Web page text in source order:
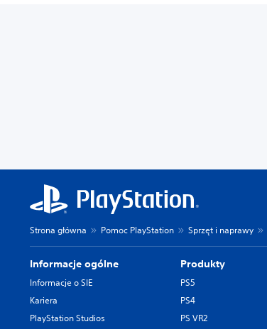
Strona główna Pomoc PlayStation Sprzęt i naprawy
Informacje ogólne
Informacje o SIE
Kariera
PlayStation Studios
Produkty
PS5
PS4
PS VR2